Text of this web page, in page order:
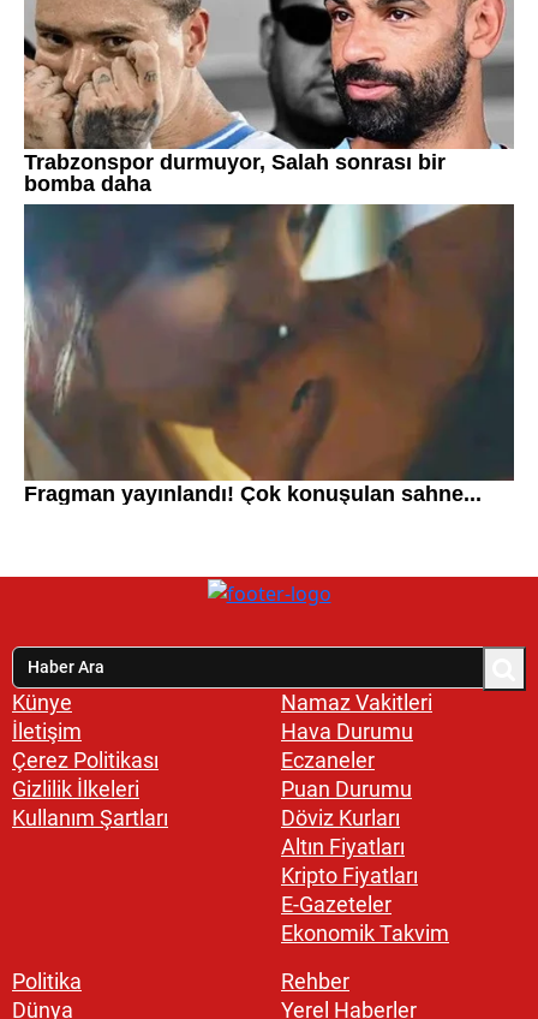
Künye
İletişim
Çerez Politikası
Gizlilik İlkeleri
Kullanım Şartları
Namaz Vakitleri
Hava Durumu
Eczaneler
Puan Durumu
Döviz Kurları
Altın Fiyatları
Kripto Fiyatları
E-Gazeteler
Ekonomik Takvim
Politika
Dünya
Rehber
Yerel Haberler